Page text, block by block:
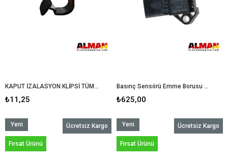
KAPUT İZALASYON KLİPSİ TÜM MODELLER
₺11,25
Basınç Sensörü Emme Borusu Tüm Modeller 04E906051
₺625,00
Ücretsiz Kargo
Yeni
Ürün
Fırsat Ürünü
Ücretsiz Kargo
Yeni
Ürün
Fırsat Ürünü